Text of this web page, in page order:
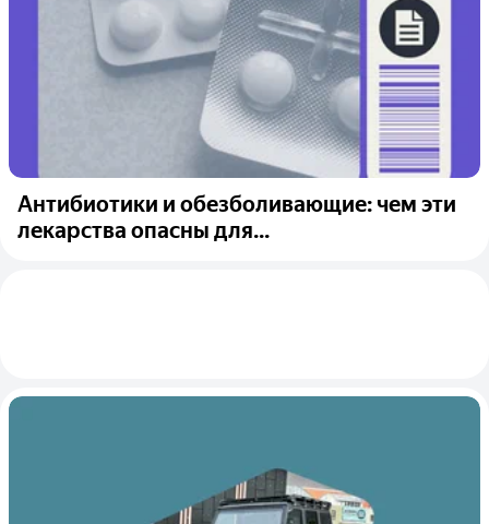
Антибиотики и обезболивающие: чем эти
лекарства опасны для...